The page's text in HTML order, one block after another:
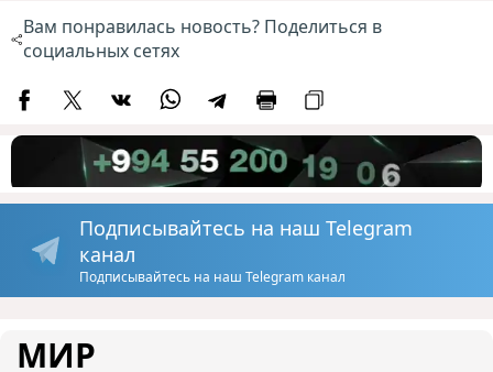
Вам понравилась новость? Поделиться в
социальных сетях
Подписывайтесь на наш Telegram
канал
Подписывайтесь на наш Telegram канал
МИР